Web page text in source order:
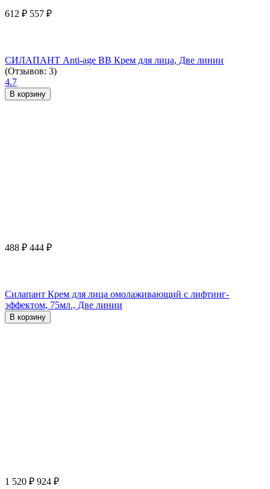
612 ₽ 557 ₽
СИЛАПАНТ Anti-age ВВ Крем для лица, Две линии
(Отзывов: 3)
4.7
В корзину
488 ₽ 444 ₽
Силапант Крем для лица омолаживающий с лифтинг-
эффектом, 75мл., Две линии
В корзину
1 520 ₽ 924 ₽